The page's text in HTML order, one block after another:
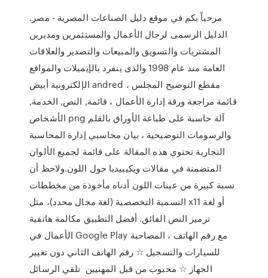
مرحباً بكم في موقع دليل الصناعات المصرية - مصر.
الدليل الرسمى لرجال الأعمال والمستثمرين ومديرين
المشتريات والتسويق والمبيعات والتصدير والعلاقات
العامة منذ عام 1998 والذى ينفرد بالإيميلات والمواقع
الإلكترونية أبيض andred مقطع التوضيح المجلس ،
قائمة مراجعة ورقة إدارة الأعمال ، قائمة, النص, الخدمة,
الأشخاص png آلة حاسبة على طباعة الأوراق بالقلم
والرسومات التوضيحية ، بيان محاسبي إدارة المحاسبة
التجارية تحتوي هذه المقالة على قائمة لجميع الألوان
المتضمنة في مقالات ويكيبيديا حول اللون.ولاحظ أن
نسبة كبيرة من عينات اللون أدناه مأخوذة من مخططات
التسمية التخصصية (لغة مجال محدد)، مثل x11 أو لغة
ترميز النص الفائق. أفضل التطبيق مكالمة هاتفية
الأعمال في Google Play مع رقم الهاتف ، المصاحبة
للسيارات والتسجيل ☆ رقم الهاتف الثاني دون تغيير
الجهاز ☆ محبوب من قبل المهنيين تلقي الرسائل